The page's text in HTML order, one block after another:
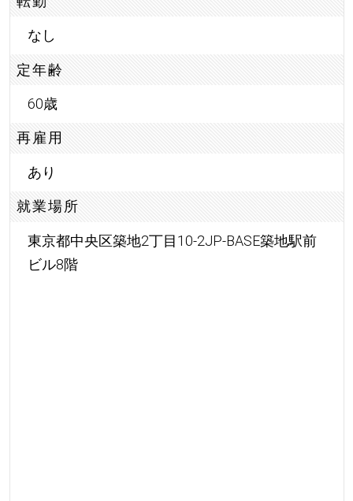
なし
定年齢
60歳
再雇用
あり
就業場所
東京都中央区築地2丁目10-2JP-BASE築地駅前
ビル8階